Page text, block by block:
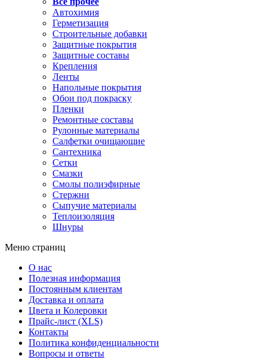
Автохимия
Герметизация
Строительные добавки
Защитные покрытия
Защитные составы
Крепления
Ленты
Напольные покрытия
Обои под покраску
Пленки
Ремонтные составы
Рулонные материалы
Салфетки очищающие
Сантехника
Сетки
Смазки
Смолы полиэфирные
Стержни
Сыпучие материалы
Теплоизоляция
Шнуры
Меню страниц
О нас
Полезная информация
Постоянным клиентам
Доставка и оплата
Цвета и Колеровки
Прайс-лист (XLS)
Контакты
Политика конфиденциальности
Вопросы и ответы